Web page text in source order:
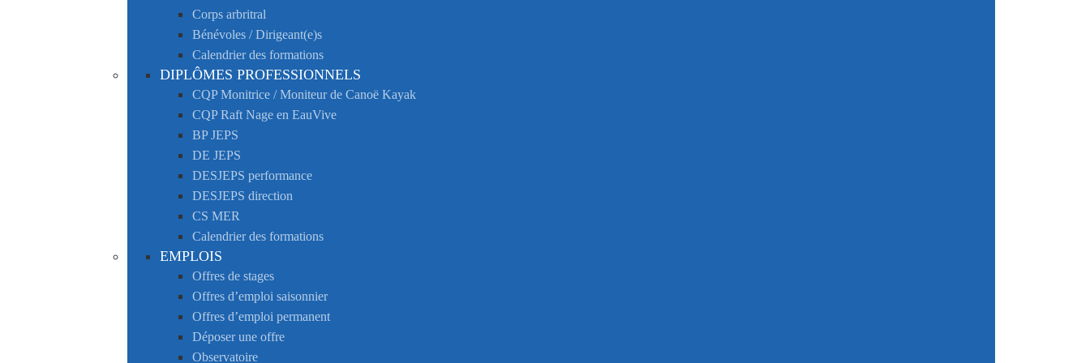
Corps arbritral
Bénévoles / Dirigeant(e)s
Calendrier des formations
DIPLÔMES PROFESSIONNELS
CQP Monitrice / Moniteur de Canoë Kayak
CQP Raft Nage en EauVive
BP JEPS
DE JEPS
DESJEPS performance
DESJEPS direction
CS MER
Calendrier des formations
EMPLOIS
Offres de stages
Offres d’emploi saisonnier
Offres d’emploi permanent
Déposer une offre
Observatoire